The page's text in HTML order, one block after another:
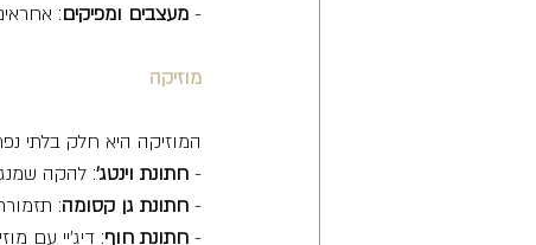
- מעצבים ומפיקים:
מוזיקה
המוזיקה היא חלק בלתי
- חתונת וינטג': להקה
- חתונת גן קסומה:
- חתונת חוף: דיג'יי עם